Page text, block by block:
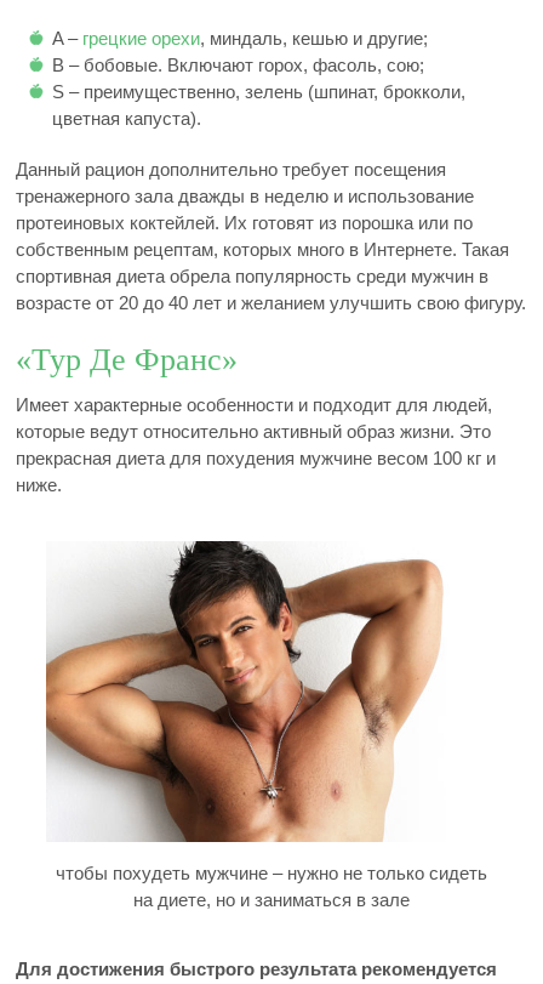
A – грецкие орехи, миндаль, кешью и другие;
B – бобовые. Включают горох, фасоль, сою;
S – преимущественно, зелень (шпинат, брокколи,
цветная капуста).
Данный рацион дополнительно требует посещения
тренажерного зала дважды в неделю и использование
протеиновых коктейлей. Их готовят из порошка или по
собственным рецептам, которых много в Интернете. Такая
спортивная диета обрела популярность среди мужчин в
возрасте от 20 до 40 лет и желанием улучшить свою фигуру.
«Тур Де Франс»
Имеет характерные особенности и подходит для людей,
которые ведут относительно активный образ жизни. Это
прекрасная диета для похудения мужчине весом 100 кг и
ниже.
чтобы похудеть мужчине – нужно не только сидеть
на диете, но и заниматься в зале
Для достижения быстрого результата рекомендуется